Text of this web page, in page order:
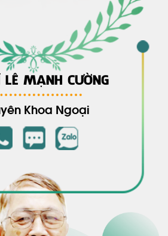
MẠNH CƯỜNG
Khoa Ngoại